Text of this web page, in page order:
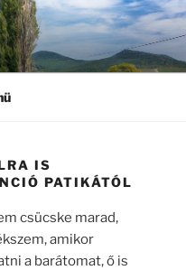
IS
PATIKÁTÓL
csücske marad,
amikor
a barátomat, ő is